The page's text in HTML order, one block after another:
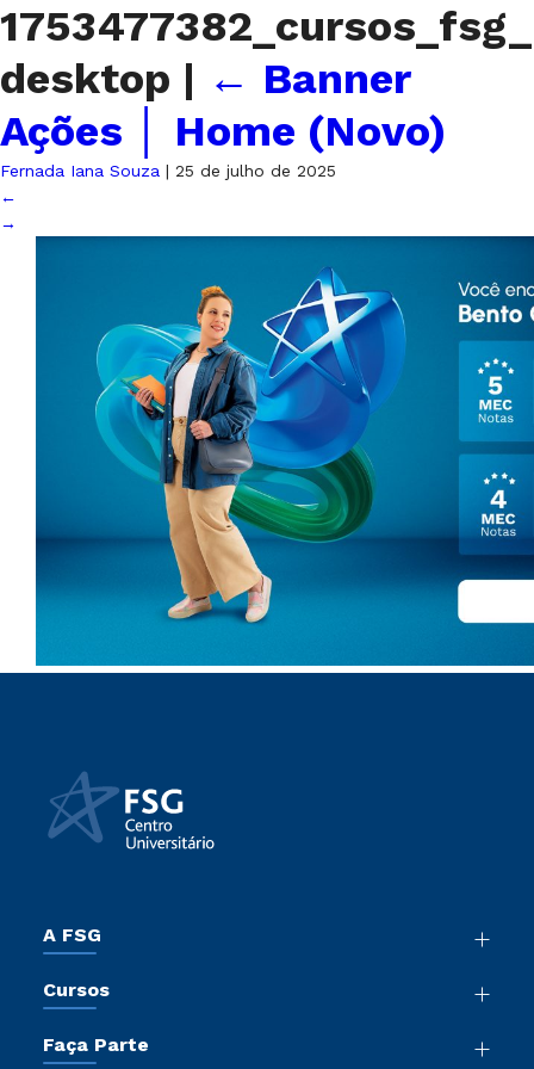
1753477382_cursos_fsg_
desktop | ← Banner
Ações │ Home (Novo)
Fernada Iana Souza | 25 de julho de 2025
←
→
A FSG
Sala de Imprensa
Cursos
Pós-Graduação
Faça Parte